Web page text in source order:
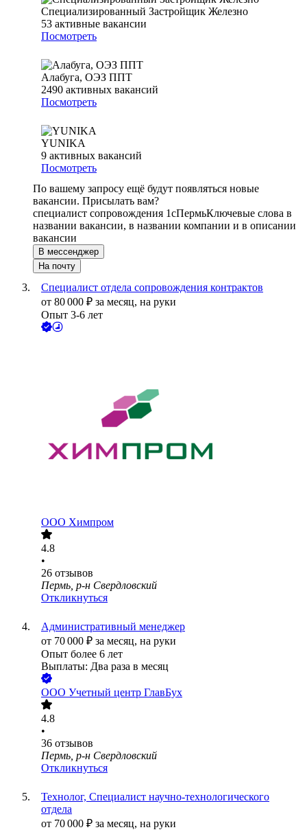
Специализированный Застройщик Железно
53 активные вакансии
Посмотреть
Алабуга, ОЭЗ ППТ
2490 активных вакансий
Посмотреть
YUNIKA
9 активных вакансий
Посмотреть
По вашему запросу ещё будут появляться новые
вакансии. Присылать вам?
специалист сопровождения 1сПермьКлючевые слова в
названии вакансии, в названии компании и в описании
вакансии
В мессенджер
На почту
Специалист отдела сопровождения контрактов
от 80 000 ₽ за месяц, на руки
Опыт 3-6 лет
ООО Химпром
4.8
•
26 отзывов
Пермь, р-н Свердловский
Откликнуться
Административный менеджер
от 70 000 ₽ за месяц, на руки
Опыт более 6 лет
Выплаты: Два раза в месяц
ООО Учетный центр ГлавБух
4.8
•
36 отзывов
Пермь, р-н Свердловский
Откликнуться
Технолог, Специалист научно-технологического
отдела
от 70 000 ₽ за месяц, на руки